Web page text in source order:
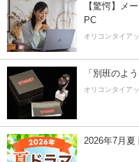
【驚愕】メ
PC
オリコンタイア
「別班のよ
オリコンタイア
2026年7月夏